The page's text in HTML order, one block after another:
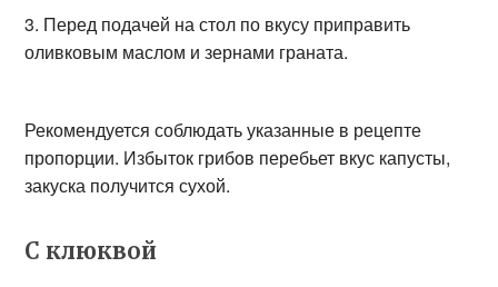
Перед подачей на стол по вкусу приправить
оливковым маслом и зернами граната.
Рекомендуется соблюдать указанные в рецепте
пропорции. Избыток грибов перебьет вкус капусты,
закуска получится сухой.
С клюквой